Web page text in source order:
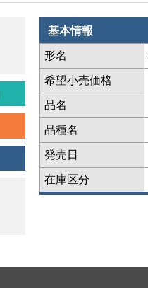
基本情報
形名
希望小売価格
品名
品種名
発売日
在庫区分